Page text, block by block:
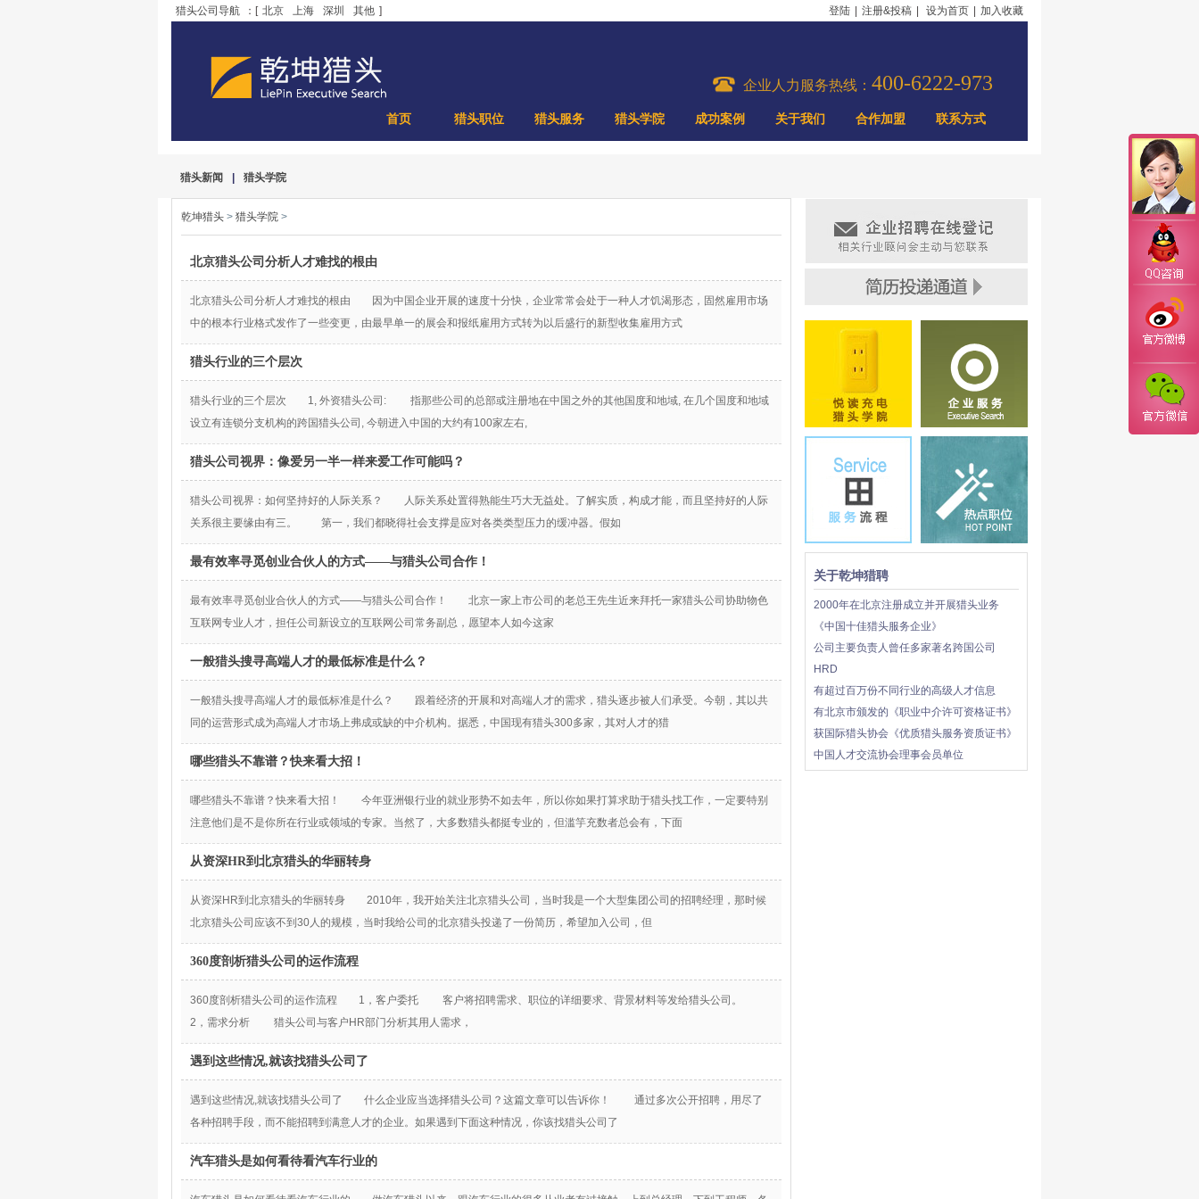
猎头公司导航 ：[ 北京 上海 深圳 其他 ] 登陆 注册&投稿 设为首页 加入收藏
企业人力服务热线： 400-6222-973
首页 猎头职位 猎头服务 猎头学院 成功案例 关于我们 合作加盟 联系方式
猎头新闻 猎头学院
乾坤猎头 > 猎头学院 >
北京猎头公司分析人才难找的根由
北京猎头公司分析人才难找的根由 因为中国企业开展的速度十分快，企业常常会处于一种人才饥渴形态，固然雇用市场
中的根本行业格式发作了一些变更，由最早单一的展会和报纸雇用方式转为以后盛行的新型收集雇用方式
猎头行业的三个层次
猎头行业的三个层次 1, 外资猎头公司: 指那些公司的总部或注册地在中国之外的其他国度和地域, 在几个国度和地域
设立有连锁分支机构的跨国猎头公司, 今朝进入中国的大约有100家左右,
猎头公司视界：像爱另一半一样来爱工作可能吗？
猎头公司视界：如何坚持好的人际关系？ 人际关系处置得熟能生巧大无益处。了解实质，构成才能，而且坚持好的人际
关系很主要缘由有三。 第一，我们都晓得社会支撑是应对各类类型压力的缓冲器。假如
最有效率寻觅创业合伙人的方式——与猎头公司合作！
最有效率寻觅创业合伙人的方式——与猎头公司合作！ 北京一家上市公司的老总王先生近来拜托一家猎头公司协助物色
互联网专业人才，担任公司新设立的互联网公司常务副总，愿望本人如今这家
一般猎头搜寻高端人才的最低标准是什么？
一般猎头搜寻高端人才的最低标准是什么？ 跟着经济的开展和对高端人才的需求，猎头逐步被人们承受。今朝，其以共
同的运营形式成为高端人才市场上弗成或缺的中介机构。据悉，中国现有猎头300多家，其对人才的猎
哪些猎头不靠谱？快来看大招！
哪些猎头不靠谱？快来看大招！ 今年亚洲银行业的就业形势不如去年，所以你如果打算求助于猎头找工作，一定要特别
注意他们是不是你所在行业或领域的专家。当然了，大多数猎头都挺专业的，但滥竽充数者总会有，下面
从资深HR到北京猎头的华丽转身
从资深HR到北京猎头的华丽转身 2010年，我开始关注北京猎头公司，当时我是一个大型集团公司的招聘经理，那时候
北京猎头公司应该不到30人的规模，当时我给公司的北京猎头投递了一份简历，希望加入公司，但
360度剖析猎头公司的运作流程
360度剖析猎头公司的运作流程 1，客户委托 客户将招聘需求、职位的详细要求、背景材料等发给猎头公司。
2，需求分析 猎头公司与客户HR部门分析其用人需求，
遇到这些情况,就该找猎头公司了
遇到这些情况,就该找猎头公司了 什么企业应当选择猎头公司？这篇文章可以告诉你！ 通过多次公开招聘，用尽了
各种招聘手段，而不能招聘到满意人才的企业。如果遇到下面这种情况，你该找猎头公司了
汽车猎头是如何看待看汽车行业的
关于乾坤猎聘
2000年在北京注册成立并开展猎头业务
《中国十佳猎头服务企业》
公司主要负责人曾任多家著名跨国公司
HRD
有超过百万份不同行业的高级人才信息
有北京市颁发的《职业中介许可资格证书》
获国际猎头协会《优质猎头服务资质证书》
中国人才交流协会理事会员单位